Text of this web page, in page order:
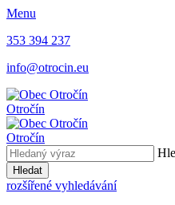
Menu
353 394 237
info@otrocin.eu
Otročín
Otročín
Hledat
rozšířené vyhledávání